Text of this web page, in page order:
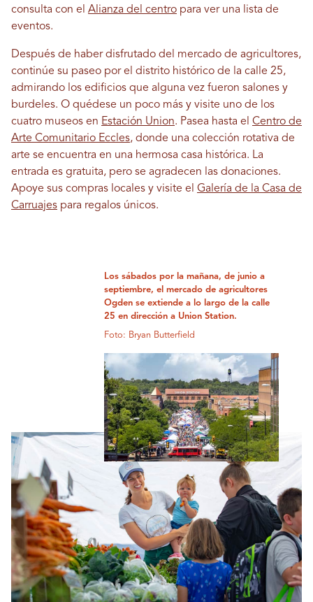
consulta con el Alianza del centro para ver una lista de
eventos.
Después de haber disfrutado del mercado de agricultores,
continúe su paseo por el distrito histórico de la calle 25,
admirando los edificios que alguna vez fueron salones y
burdeles. O quédese un poco más y visite uno de los
cuatro museos en Estación Union. Pasea hasta el Centro de
Arte Comunitario Eccles, donde una colección rotativa de
arte se encuentra en una hermosa casa histórica. La
entrada es gratuita, pero se agradecen las donaciones.
Apoye sus compras locales y visite el Galería de la Casa de
Carruajes para regalos únicos.
Los sábados por la mañana, de junio a
septiembre, el mercado de agricultores
Ogden se extiende a lo largo de la calle
25 en dirección a Union Station.
Foto: Bryan Butterfield